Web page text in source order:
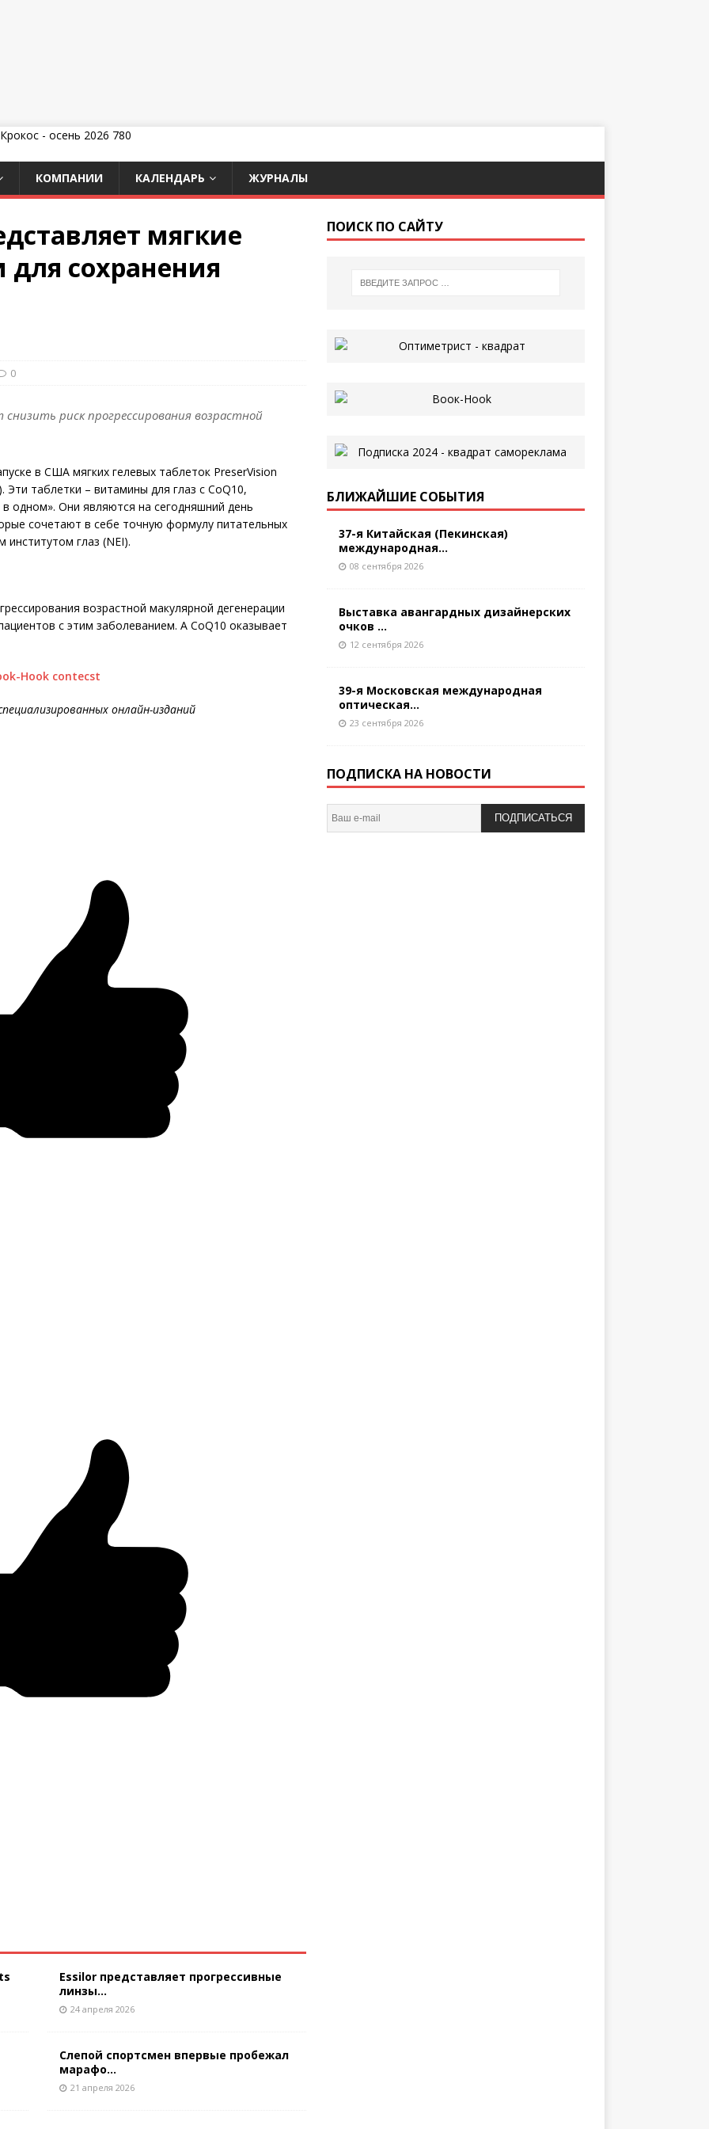
КОМПАНИИ КАЛЕНДАРЬ ЖУРНАЛЫ
мягкие
для сохранения
0
снизить риск прогрессирования возрастной
в США мягких гелевых таблеток PreserVision
Эти таблетки – витамины для глаз с CoQ10,
одном». Они являются на сегодняшний день
сочетают в себе точную формулу питательных
глаз (NEI).
возрастной макулярной дегенерации
с этим заболеванием. А CoQ10 оказывает
онлайн-изданий
Essilor представляет прогрессивные
линзы...
24 апреля 2026
Слепой спортсмен впервые пробежал
марафо...
21 апреля 2026
ПОИСК ПО САЙТУ
БЛИЖАЙШИЕ СОБЫТИЯ
37-я Китайская (Пекинская)
международная...
08 сентября 2026
Выставка авангардных дизайнерских
очков ...
12 сентября 2026
39-я Московская международная
оптическая...
23 сентября 2026
ПОДПИСКА НА НОВОСТИ
ПОДПИСАТЬСЯ